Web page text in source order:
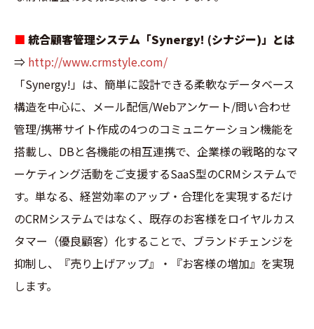
■ 統合顧客管理システム「Synergy! (シナジー)」とは
⇒ http://www.crmstyle.com/
「Synergy!」は、簡単に設計できる柔軟なデータベース
構造を中心に、メール配信/Webアンケート/問い合わせ
管理/携帯サイト作成の4つのコミュニケーション機能を
搭載し、DBと各機能の相互連携で、企業様の戦略的なマ
ーケティング活動をご支援するSaaS型のCRMシステムで
す。単なる、経営効率のアップ・合理化を実現するだけ
のCRMシステムではなく、既存のお客様をロイヤルカス
タマー（優良顧客）化することで、ブランドチェンジを
抑制し、『売り上げアップ』・『お客様の増加』を実現
します。